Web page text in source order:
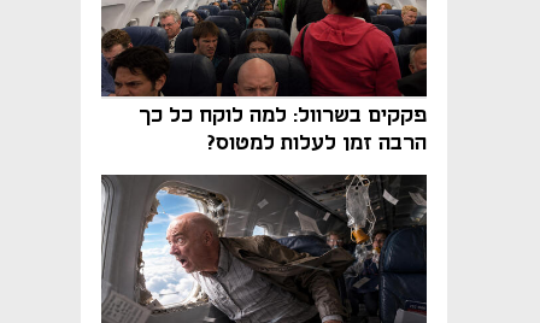
פקקים בשרוול: למה לוקח כל כך
הרבה זמן לעלות למטוס?